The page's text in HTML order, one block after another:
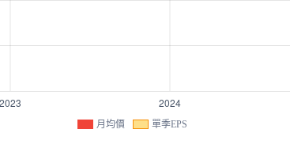
月均價 單季EPS